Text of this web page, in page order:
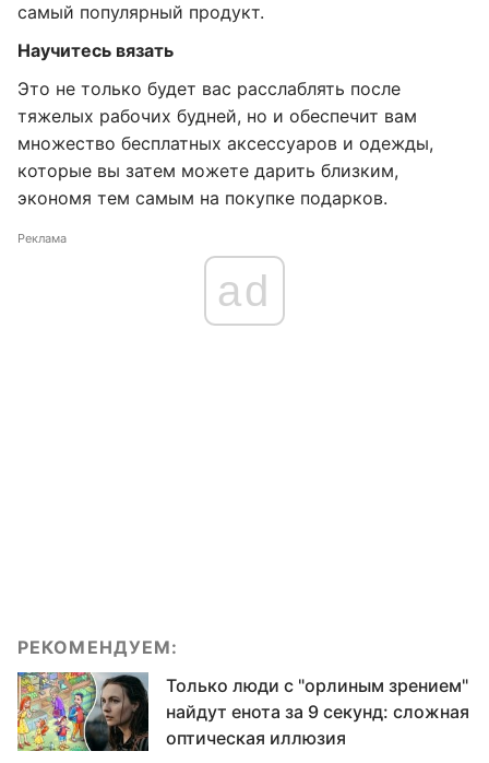
самый популярный продукт.
Научитесь вязать
Это не только будет вас расслаблять после
тяжелых рабочих будней, но и обеспечит вам
множество бесплатных аксессуаров и одежды,
которые вы затем можете дарить близким,
экономя тем самым на покупке подарков.
Реклама
ad
РЕКОМЕНДУЕМ:
Только люди с "орлиным зрением"
найдут енота за 9 секунд: сложная
оптическая иллюзия